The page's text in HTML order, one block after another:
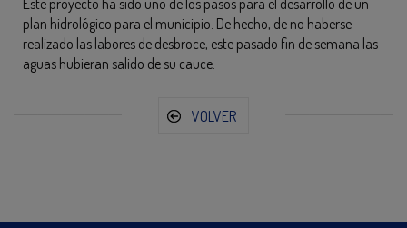
Este proyecto ha sido uno de los pasos para el desarrollo de un
plan hidrológico para el municipio. De hecho, de no haberse
realizado las labores de desbroce, este pasado fin de semana las
aguas hubieran salido de su cauce.
VOLVER